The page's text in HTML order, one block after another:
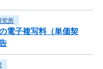
究所
電子複写料（単価契